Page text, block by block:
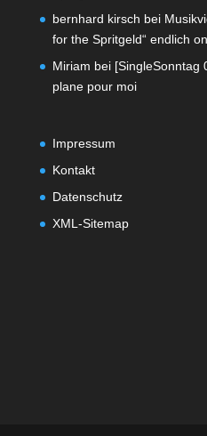
bernhard kirsch bei
for the Spritgeld“ endlich
Miriam bei [SingleSonntag
plane pour moi
Impressum
Kontakt
Datenschutz
XML-Sitemap